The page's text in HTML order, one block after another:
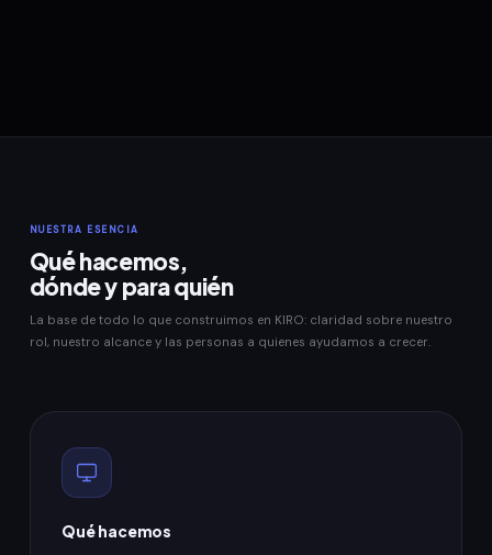
NUESTRA ESENCIA
Qué hacemos,
dónde y para quién
La base de todo lo que construimos en KIRO: claridad sobre nuestro
rol, nuestro alcance y las personas a quienes ayudamos a crecer.
Qué hacemos